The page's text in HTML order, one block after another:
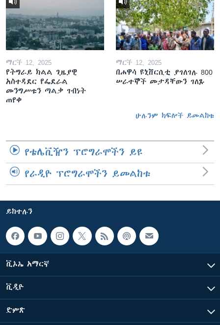
ማርች 12, 2025
የትግራይ ክልል ጊዜያዊ
አስተዳደር የፌደራል
መንግሥቱን ጣልቃ ገብነት
ጠየቀ
ማርች 12, 2025
በሐዋሳ ዩኒቨርሲቲ ያገለገሉ 800
ሠራተኞች መታዳቸውን ገለጹ
ሁሉንም ክፍሎች ይመልከቱ
የቴሌቪዥን ፕሮግራሞችን ይዩ
የራዲዮ ፕሮግራሞችን ይመልከቱ
ይከተሉን
ቪኦኤ አማርኛ
ቪዲዮ
ድምጽ